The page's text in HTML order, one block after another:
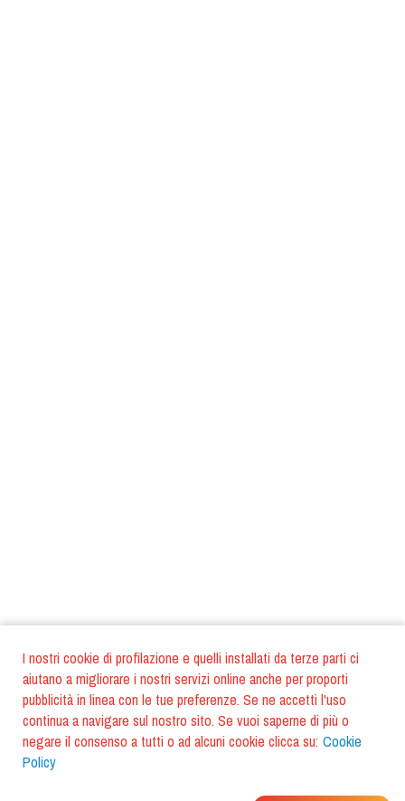
I nostri cookie di profilazione e quelli installati da terze parti ci
aiutano a migliorare i nostri servizi online anche per proporti
pubblicità in linea con le tue preferenze. Se ne accetti l'uso
continua a navigare sul nostro sito. Se vuoi saperne di più o
negare il consenso a tutti o ad alcuni cookie clicca su: Cookie
Policy
DOVE MANGIANO I